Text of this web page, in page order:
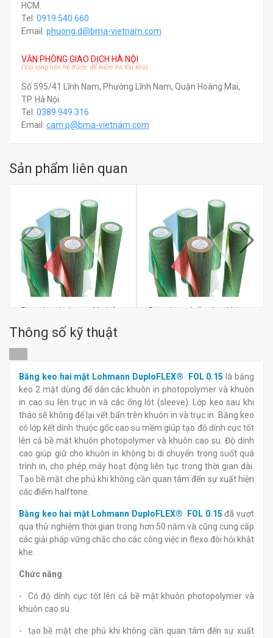
HCM.
Tel: 0919.540.660
Email: phuong.d@bma-vietnam.com
VĂN PHÒNG GIAO DỊCH HÀ NỘI
(Vui lòng liên hệ trước để kiểm tra tồn kho)
Số 595/41 Lĩnh Nam, Phường Lĩnh Nam, Quận Hoàng Mai,
TP. Hà Nội.
Tel: 0389.949.316
Email: cam.p@bma-vietnam.com
Sản phẩm liên quan
Băng keo hai mặt dán bản
FOL 025
0đ
Băng keo chống bọt khí
0 đ
Thông số kỹ thuật
Băng keo hai mặt Lohmann DuploFLEX® FOL 0.15 là băng
keo 2 mặt dùng để dán các khuôn in photopolymer và khuôn
in cao su lên trục in và các ống lót (sleeve). Lớp keo sau khi
tháo sẽ không để lại vết bẩn trên khuôn in và trục in. Băng keo
có lớp kết dính thuộc gốc cao su mềm giúp tạo độ dính cực tốt
lên cả bề mặt khuôn photopolymer và khuôn cao su. Độ dính
cao giúp giữ cho khuôn in không bị di chuyển trong suốt quá
trình in, cho phép máy hoạt động liên tục trong thời gian dài.
Tạo bề mặt che phủ khi không cần quan tâm đến sự xuất hiện
các điểm halftone.
Băng keo hai mặt Lohmann DuploFLEX® FOL 0.15 đã vượt
qua thử nghiệm thời gian trong hơn 50 năm và cũng cung cấp
các giải pháp vững chắc cho các công việc in flexo đòi hỏi khắt
khe.
Chức năng
- Có độ dính cực tốt lên cả bề mặt khuôn photopolymer và
khuôn cao su
- tạo bề mặt che phủ khi không cần quan tâm đến sự xuất